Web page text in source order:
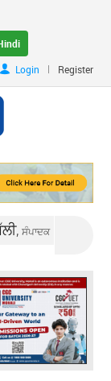
Login
| Register
ਸੰਪਾਦਕ